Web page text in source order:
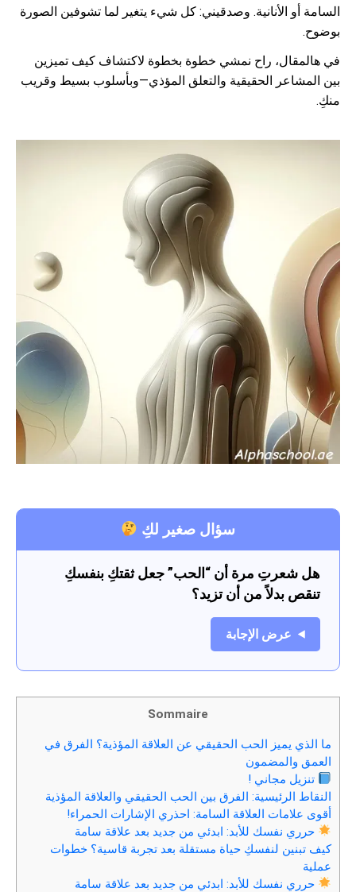
السامة أو الأنانية. وصدقيني: كل شيء يتغير لما تشوفين الصورة
بوضوح.
في هالمقال، راح نمشي خطوة بخطوة لاكتشاف كيف تميزين
بين المشاعر الحقيقية والتعلق المؤذي—وبأسلوب بسيط وقريب
منكِ.
سؤال صغير لكِ
هل شعرتِ مرة أن “الحب” جعل ثقتكِ بنفسكِ
تنقص بدلاً من أن تزيد؟
عرض الإجابة
Sommaire
ما الذي يميز الحب الحقيقي عن العلاقة المؤذية؟ الفرق في
العمق والمضمون
تنزيل مجاني !
النقاط الرئيسية: الفرق بين الحب الحقيقي والعلاقة المؤذية
أقوى علامات العلاقة السامة: احذري الإشارات الحمراء!
حرري نفسك للأبد: ابدئي من جديد بعد علاقة سامة
كيف تبنين لنفسكِ حياة مستقلة بعد تجربة قاسية؟ خطوات
عملية
حرري نفسك للأبد: ابدئي من جديد بعد علاقة سامة